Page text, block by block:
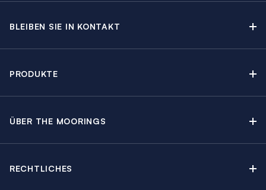
BLEIBEN SIE IN KONTAKT
The Moorings Revierführer
PRODUKTE
Yachtcharter mit Skipper
ÜBER THE MOORINGS
RECHTLICHES